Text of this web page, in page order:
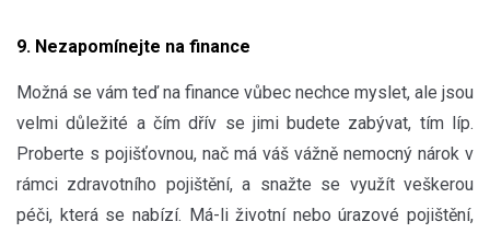
9. Nezapomínejte na finance
Možná se vám teď na finance vůbec nechce myslet, ale jsou
velmi důležité a čím dřív se jimi budete zabývat, tím líp.
Proberte s pojišťovnou, nač má váš vážně nemocný nárok v
rámci zdravotního pojištění, a snažte se využít veškerou
péči, která se nabízí. Má-li životní nebo úrazové pojištění,